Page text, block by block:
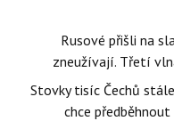
Rusové přišli na
zneužívají. Třetí
Stovky tisíc Čechů
chce